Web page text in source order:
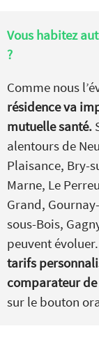
Vous habitez
?
Comme nous
résidence va
mutuelle santé.
alentours de
Plaisance, Bry-
Marne, Le
Grand,
sous-Bois,
peuvent
tarifs
comparateur
sur le bouton